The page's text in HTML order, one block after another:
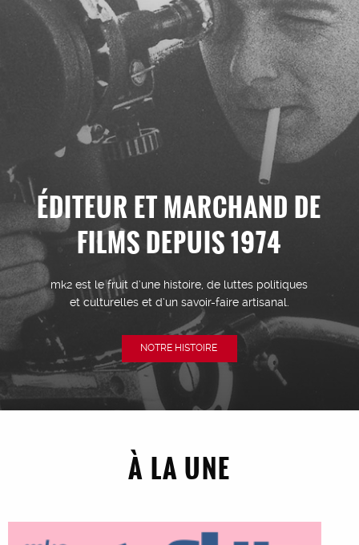
ÉDITEUR ET MARCHAND DE
FILMS DEPUIS 1974
mk2 est le fruit d’une histoire, de luttes politiques
et culturelles et d’un savoir-faire artisanal.
NOTRE HISTOIRE
À LA UNE